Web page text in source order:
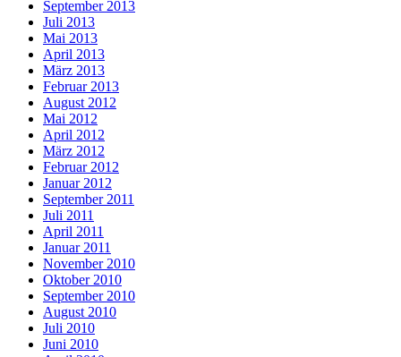
September 2013
Juli 2013
Mai 2013
April 2013
März 2013
Februar 2013
August 2012
Mai 2012
April 2012
März 2012
Februar 2012
Januar 2012
September 2011
Juli 2011
April 2011
Januar 2011
November 2010
Oktober 2010
September 2010
August 2010
Juli 2010
Juni 2010